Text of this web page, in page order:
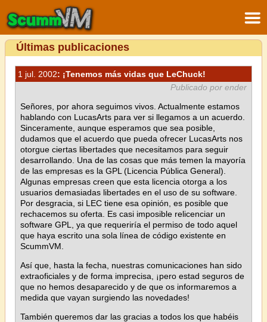
Últimas publicaciones
1 jul. 2002: ¡Tenemos más vidas que LeChuck!
Publicado por ender
Señores, por ahora seguimos vivos. Actualmente estamos
hablando con LucasArts para ver si llegamos a un acuerdo.
Sinceramente, aunque esperamos que sea posible,
dudamos que el acuerdo que pueda ofrecer LucasArts nos
otorgue ciertas libertades que necesitamos para seguir
desarrollando. Una de las cosas que más temen la mayoría
de las empresas es la GPL (Licencia Pública General).
Algunas empresas creen que esta licencia otorga a los
usuarios demasiadas libertades en el uso de su software.
Por desgracia, si LEC tiene esa opinión, es posible que
rechacemos su oferta. Es casi imposible relicenciar un
software GPL, ya que requeriría el permiso de todo aquel
que haya escrito una sola línea de código existente en
ScummVM.
Así que, hasta la fecha, nuestras comunicaciones han sido
extraoficiales y de forma imprecisa, ¡pero estad seguros de
que no hemos desaparecido y de que os informaremos a
medida que vayan surgiendo las novedades!
También queremos dar las gracias a todos los que habéis